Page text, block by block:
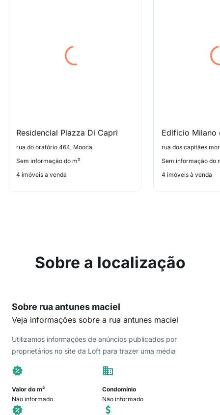
Residencial Piazza Di Capri
rua do oratório 464, Mooca
Sem informação do m²
4 imóveis à venda
Edificio Milano
rua dos capitães
Sem informação do
4 imóveis à venda
Sobre a localização
Sobre rua antunes maciel
Veja informações sobre a rua antunes maciel
Utilizamos informações de anúncios publicados por
proprietários no site da Loft para trazer uma média
Valor do m²
Não informado
Condomínio
Não informado